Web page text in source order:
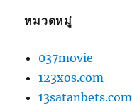
หมวดหมู่
037movie
123xos.com
13satanbets.com